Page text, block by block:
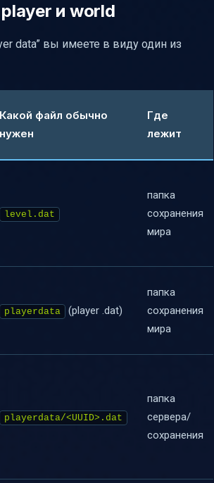
и world
data” вы имеете в виду один из
Какой файл обычно
нужен
Где
лежит
level.dat
папка
сохранения
мира
playerdata (player .dat)
папка
сохранения
мира
playerdata/<UUID>.dat
папка
сервера/
сохранения